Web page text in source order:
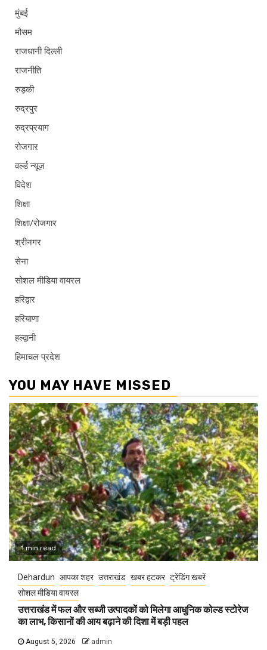
मुंबई
मौसम
राजधानी दिल्ली
राजनीति
रुड़की
रुद्रपुर
रुद्रप्रयाग
रोजगार
वर्ल्ड न्यूज़
विदेश
शिक्षा
शिक्षा/रोजगार
श्रीनगर
सेना
सोशल मीडिया वायरल
हरिद्वार
हरियाणा
हल्द्वानी
हिमाचल प्रदेश
YOU MAY HAVE MISSED
1 min read
Dehardun आपका शहर उत्तराखंड खबर हटकर ट्रेंडिंग खबरें
सोशल मीडिया वायरल
उत्तराखंड में फल और सब्जी उत्पादकों को मिलेगा आधुनिक कोल्ड स्टोरेज
का लाभ, किसानों की आय बढ़ाने की दिशा में बड़ी पहल
August 5, 2026 admin